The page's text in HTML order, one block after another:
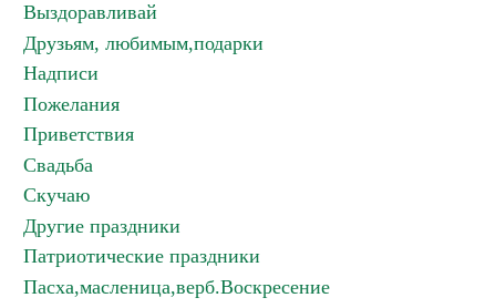
Выздоравливай
Друзьям, любимым,подарки
Надписи
Пожелания
Приветствия
Свадьба
Скучаю
Другие праздники
Патриотические праздники
Пасха,масленица,верб.Воскресение